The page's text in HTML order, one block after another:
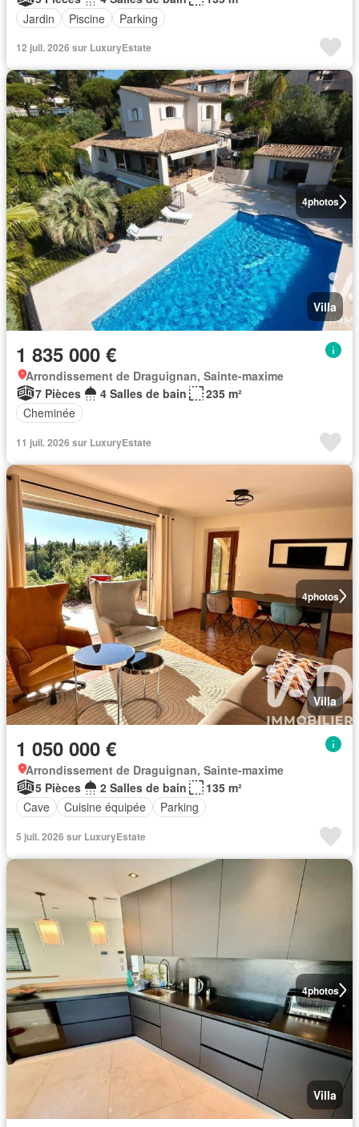
Jardin
Piscine Parking
12 juil. 2026 sur LuxuryEstate
4photos
Villa
1 835 000 €
Arrondissement de Draguignan, Sainte-maxime
7 Pièces
4 Salles de bain
235 m²
Cheminée
11 juil. 2026 sur LuxuryEstate
4photos
Villa
1 050 000 €
Arrondissement de Draguignan, Sainte-maxime
5 Pièces
2 Salles de bain
135 m²
Cave
Cuisine équipée Parking
5 juil. 2026 sur LuxuryEstate
4photos
Villa